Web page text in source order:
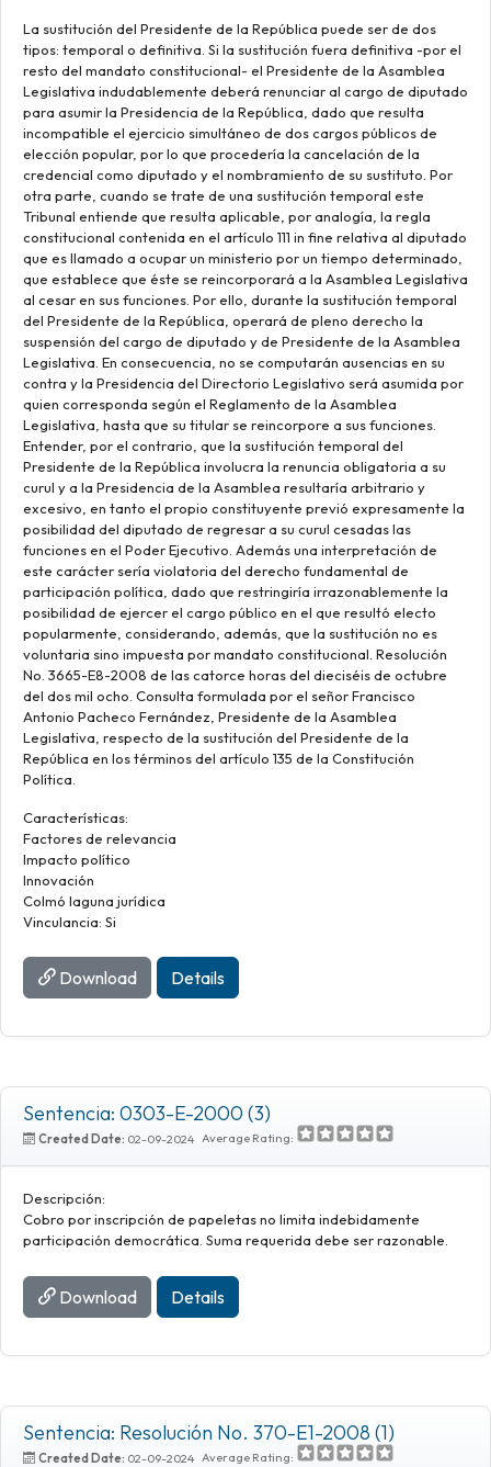
La sustitución del Presidente de la República puede ser de dos
tipos: temporal o definitiva. Si la sustitución fuera definitiva -por el
resto del mandato constitucional- el Presidente de la Asamblea
Legislativa indudablemente deberá renunciar al cargo de diputado
para asumir la Presidencia de la República, dado que resulta
incompatible el ejercicio simultáneo de dos cargos públicos de
elección popular, por lo que procedería la cancelación de la
credencial como diputado y el nombramiento de su sustituto. Por
otra parte, cuando se trate de una sustitución temporal este
Tribunal entiende que resulta aplicable, por analogía, la regla
constitucional contenida en el artículo 111 in fine relativa al diputado
que es llamado a ocupar un ministerio por un tiempo determinado,
que establece que éste se reincorporará a la Asamblea Legislativa
al cesar en sus funciones. Por ello, durante la sustitución temporal
del Presidente de la República, operará de pleno derecho la
suspensión del cargo de diputado y de Presidente de la Asamblea
Legislativa. En consecuencia, no se computarán ausencias en su
contra y la Presidencia del Directorio Legislativo será asumida por
quien corresponda según el Reglamento de la Asamblea
Legislativa, hasta que su titular se reincorpore a sus funciones.
Entender, por el contrario, que la sustitución temporal del
Presidente de la República involucra la renuncia obligatoria a su
curul y a la Presidencia de la Asamblea resultaría arbitrario y
excesivo, en tanto el propio constituyente previó expresamente la
posibilidad del diputado de regresar a su curul cesadas las
funciones en el Poder Ejecutivo. Además una interpretación de
este carácter sería violatoria del derecho fundamental de
participación política, dado que restringiría irrazonablemente la
posibilidad de ejercer el cargo público en el que resultó electo
popularmente, considerando, además, que la sustitución no es
voluntaria sino impuesta por mandato constitucional. Resolución
No. 3665-E8-2008 de las catorce horas del dieciséis de octubre
del dos mil ocho. Consulta formulada por el señor Francisco
Antonio Pacheco Fernández, Presidente de la Asamblea
Legislativa, respecto de la sustitución del Presidente de la
República en los términos del artículo 135 de la Constitución
Política.
Características:
Factores de relevancia
Impacto político
Innovación
Colmó laguna jurídica
Vinculancia: Si
Download Details
Sentencia: 0303-E-2000 (3)
Created Date: 02-09-2024 Average Rating:
Descripción:
Cobro por inscripción de papeletas no limita indebidamente
participación democrática. Suma requerida debe ser razonable.
Download Details
Sentencia: Resolución No. 370-E1-2008 (1)
Created Date: 02-09-2024 Average Rating: